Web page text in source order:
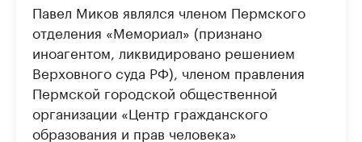
Павел Миков являлся членом Пермского
отделения «Мемориал» (признано
иноагентом, ликвидировано решением
Верховного суда РФ), членом правления
Пермской городской общественной
организации «Центр гражданского
образования и прав человека»